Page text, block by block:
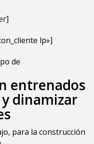
lp»]
de
entrenados
dinamizar
para la construcción